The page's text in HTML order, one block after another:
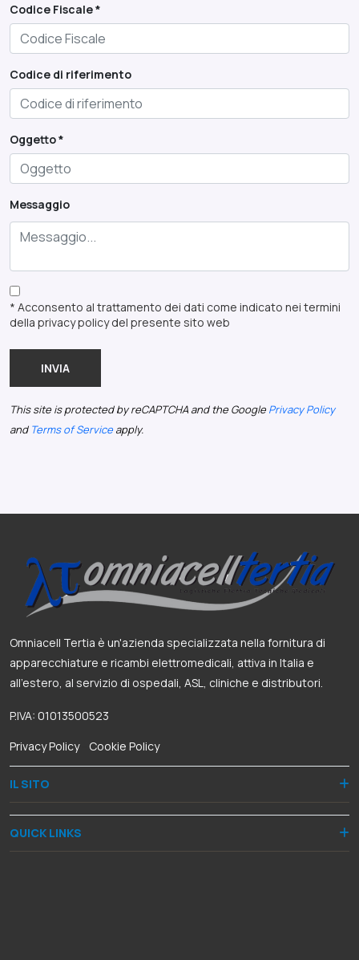
Codice Fiscale *
Codice di riferimento
Oggetto *
Messaggio
* Acconsento al trattamento dei dati come indicato nei termini
della privacy policy del presente sito web
INVIA
This site is protected by reCAPTCHA and the Google Privacy Policy
and Terms of Service apply.
Omniacell Tertia è un'azienda specializzata nella fornitura di
apparecchiature e ricambi elettromedicali, attiva in Italia e
all’estero, al servizio di ospedali, ASL, cliniche e distributori.
P.IVA: 01013500523
Privacy Policy- Cookie Policy
IL SITO
QUICK LINKS